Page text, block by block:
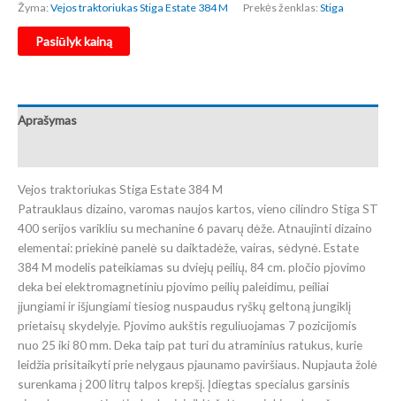
Žyma:Vejos traktoriukas Stiga Estate 384 M Prekės ženklas:Stiga
Pasiūlyk kainą
Aprašymas
Vejos traktoriukas Stiga Estate 384 M
Patrauklaus dizaino, varomas naujos kartos, vieno cilindro Stiga ST
400 serijos varikliu su mechanine 6 pavarų dėže. Atnaujinti dizaino
elementai: priekinė panelė su daiktadėže, vairas, sėdynė. Estate
384 M modelis pateikiamas su dviejų peilių, 84 cm. pločio pjovimo
deka bei elektromagnetiniu pjovimo peilių paleidimu, peiliai
įjungiami ir išjungiami tiesiog nuspaudus ryškų geltoną jungiklį
prietaisų skydelyje. Pjovimo aukštis reguliuojamas 7 pozicijomis
nuo 25 iki 80 mm. Deka taip pat turi du atraminius ratukus, kurie
leidžia prisitaikyti prie nelygaus pjaunamo paviršiaus. Nupjauta žolė
surenkama į 200 litrų talpos krepšį. Įdiegtas specialus garsinis